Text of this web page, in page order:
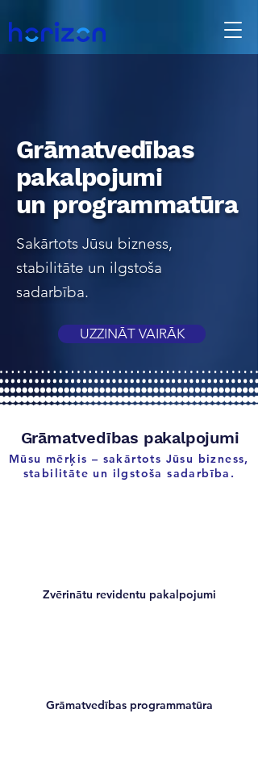
Grāmatvedības
pakalpojumi
un programmatūra
Sakārtots Jūsu bizness,
stabilitāte un ilgstoša
sadarbība.
UZZINĀT VAIRĀK
Grāmatvedības pakalpojumi
Mūsu mērķis – sakārtots Jūsu bizness,
stabilitāte un ilgstoša sadarbība.
Zvērinātu revidentu pakalpojumi
Grāmatvedības programmatūra